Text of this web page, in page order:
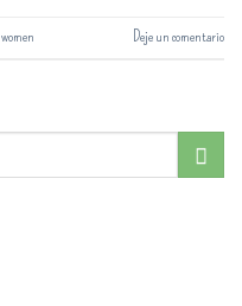
women Deje un comentario